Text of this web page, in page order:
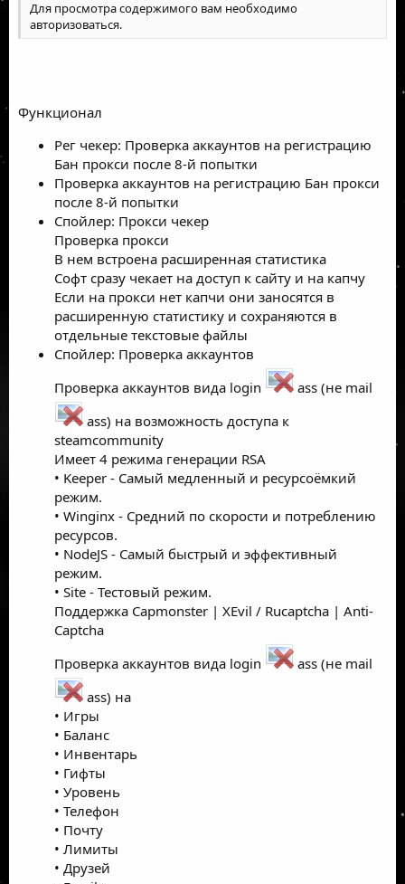
Для просмотра содержимого вам необходимо
авторизоваться.
Функционал
Рег чекер: Проверка аккаунтов на регистрацию
Бан прокси после 8-й попытки
Проверка аккаунтов на регистрацию Бан прокси
после 8-й попытки
Спойлер: Прокси чекер
Проверка прокси
В нем встроена расширенная статистика
Софт сразу чекает на доступ к сайту и на капчу
Если на прокси нет капчи они заносятся в
расширенную статистику и сохраняются в
отдельные текстовые файлы
Спойлер: Проверка аккаунтов
Проверка аккаунтов вида login
ass (не mail
ass) на возможность доступа к
steamcommunity
Имеет 4 режима генерации RSA
• Keeper - Самый медленный и ресурсоёмкий
режим.
• Winginx - Средний по скорости и потреблению
ресурсов.
• NodeJS - Самый быстрый и эффективный
режим.
• Site - Тестовый режим.
Поддержка Capmonster | XEvil / Rucaptcha | Anti-
Captcha
Проверка аккаунтов вида login
ass (не mail
ass) на
• Игры
• Баланс
• Инвентарь
• Гифты
• Уровень
• Телефон
• Почту
• Лимиты
• Друзей